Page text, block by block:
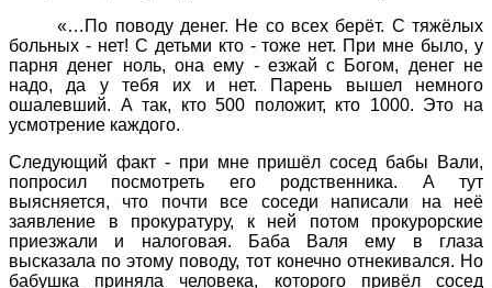
«…По поводу денег. Не со всех берёт. С тяжёлых
больных - нет! С детьми кто - тоже нет. При мне было, у
парня денег ноль, она ему - езжай с Богом, денег не
надо, да у тебя их и нет. Парень вышел немного
ошалевший. А так, кто 500 положит, кто 1000. Это на
усмотрение каждого.
Следующий факт - при мне пришёл сосед бабы Вали,
попросил посмотреть его родственника. А тут
выясняется, что почти все соседи написали на неё
заявление в прокуратуру, к ней потом прокурорские
приезжали и налоговая. Баба Валя ему в глаза
высказала по этому поводу, тот конечно отнекивался. Но
бабушка приняла человека, которого привёл сосед